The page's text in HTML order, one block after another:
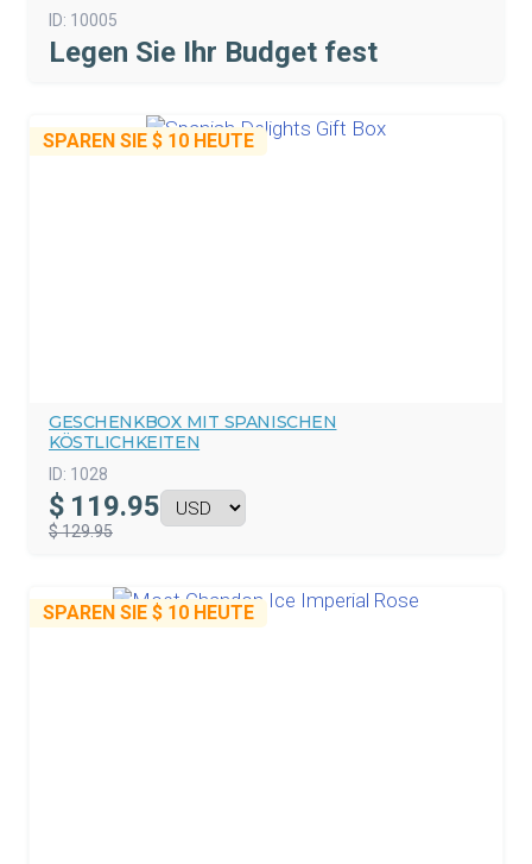
ID: 10005
Legen Sie Ihr Budget fest
SPAREN SIE $ 10 HEUTE
GESCHENKBOX MIT SPANISCHEN
KÖSTLICHKEITEN
ID: 1028
$ 119.95
$ 129.95
SPAREN SIE $ 10 HEUTE